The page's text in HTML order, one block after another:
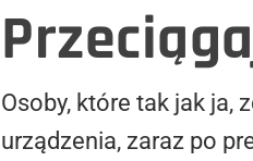
Osoby, które tak jak ja,
urządzenia, zaraz po